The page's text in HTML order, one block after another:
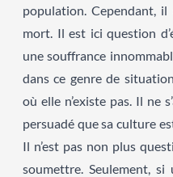
population. Cependant,
mort. Il est ici question
une souffrance
dans ce genre de
où elle n’existe pas. Il ne
persuadé que sa culture
Il n’est pas non plus
soumettre. Seulement,